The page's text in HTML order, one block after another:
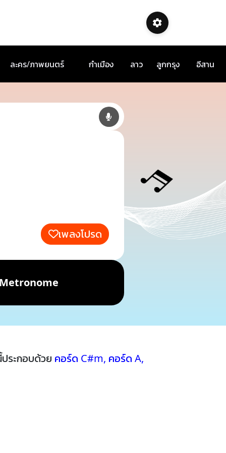
ละคร/ภาพยนตร์ กำเมือง ลาว ลูกกรุง อีสาน
เพลงโปรด
Metronome
ระกอบด้วย คอร์ด C#m, คอร์ด A,